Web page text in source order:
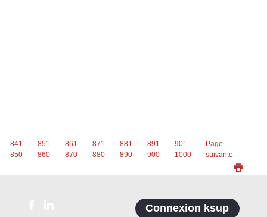
841-
850
851-
860
861-
870
871-
880
881-
890
891-
900
901-
1000
Page
suivante
Connexion ksup